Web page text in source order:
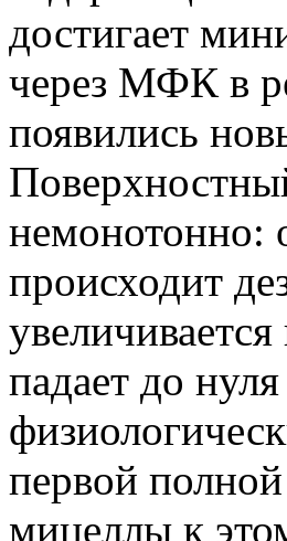
достигает
через МФК в
появились
немонотонно:
происходит
падает до
первой
мицеллы к